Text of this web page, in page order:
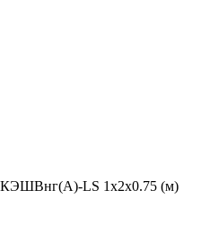
LS 1х2х0.75 (м)